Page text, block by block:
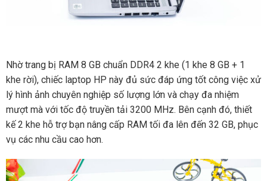
Nhờ trang bị RAM 8 GB chuẩn DDR4 2 khe (1 khe 8 GB + 1
khe rời), chiếc laptop HP này đủ sức đáp ứng tốt công việc xử
lý hình ảnh chuyên nghiệp số lượng lớn và chạy đa nhiệm
mượt mà với tốc độ truyền tải 3200 MHz. Bên cạnh đó, thiết
kế 2 khe hỗ trợ bạn nâng cấp RAM tối đa lên đến 32 GB, phục
vụ các nhu cầu cao hơn.